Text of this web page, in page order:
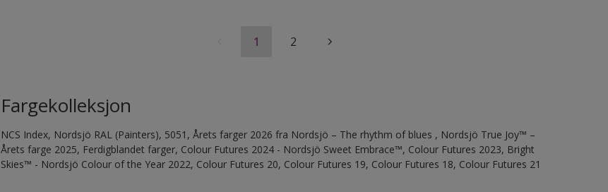
1 2
Fargekolleksjon
NCS Index, Nordsjö RAL (Painters), 5051, Årets farger 2026 fra Nordsjö – The rhythm of blues , Nordsjö True Joy™ –
Årets farge 2025, Ferdigblandet farger, Colour Futures 2024 - Nordsjö Sweet Embrace™, Colour Futures 2023, Bright
Skies™ - Nordsjö Colour of the Year 2022, Colour Futures 20, Colour Futures 19, Colour Futures 18, Colour Futures 21